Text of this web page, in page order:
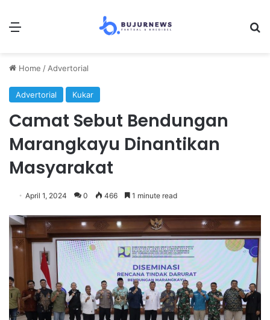
Menu
Home / Advertorial
Advertorial Kukar
Camat Sebut Bendungan
Marangkayu Dinantikan
Masyarakat
April 1, 2024 0 466 1 minute read